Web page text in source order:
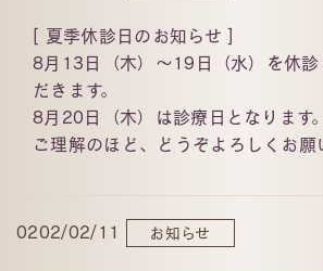
[ 夏季休診日のお知らせ ]
8月13日（木）〜19日（水）を休診
だきます。
8月20日（木）は診療日となります。
ご理解のほど、どうぞよろしくお願
0202/02/11 お知らせ